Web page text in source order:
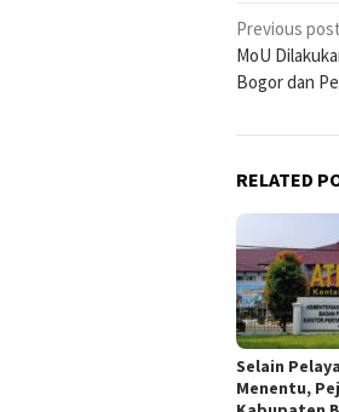
Post
Previous post
MoU
Bogor dan
RELATED
Selain
Menentu,